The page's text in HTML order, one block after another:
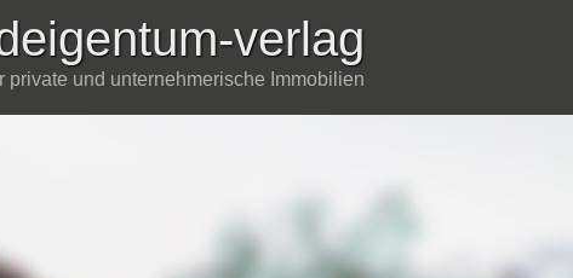
verlag
private und unternehmerische Immobilien